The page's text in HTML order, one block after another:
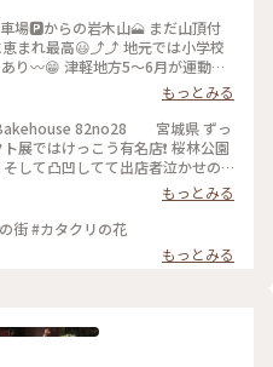
場🅿からの岩木山🗻 まだ山頂付
まれ最高😃⤴⤴ 地元では小学校
り〰😁 津軽地方5～6月が運動会
もっとみる
82no28 宮城県 ずっ
展ではけっこう有名店❗ 桜林公園
して凸凹してて出店者泣かせの
そんな中こちらのお店可愛い木
ィン、スコーンそしてチョコバナ
来ててなかなか買えない😢 今年
買うのに精一杯で可愛いショー
人、人、人皆買うのに必死でシ
もっとみる
街 #カタクリの花
もっとみる